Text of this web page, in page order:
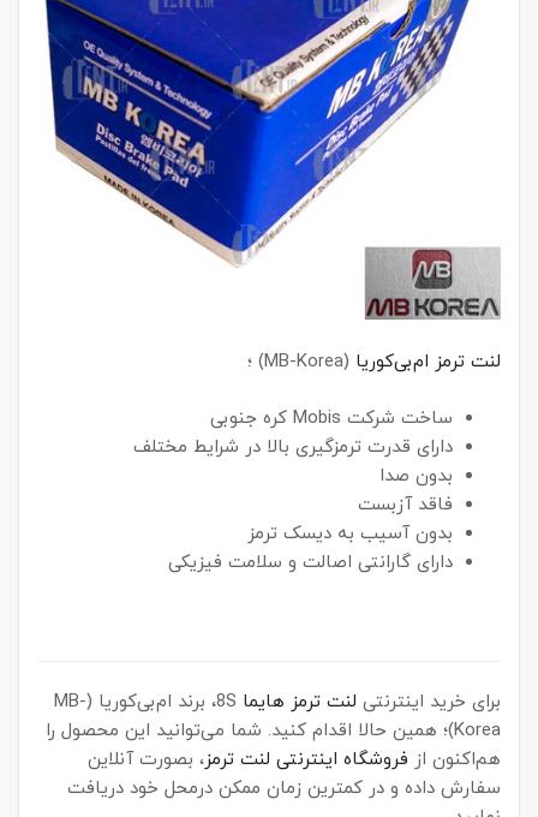
لنت ترمز ام‌بی‌کوریا (MB-Korea) ؛
ساخت شرکت Mobis کره جنوبی
دارای قدرت ترمزگیری بالا در شرایط مختلف
بدون صدا
فاقد آزبست
بدون آسیب به دیسک ترمز
دارای گارانتی اصالت و سلامت فیزیکی
برای خرید اینترنتی لنت ترمز هایما
8S، برند ام‌بی‌کوریا (MB-
Korea)؛ همین حالا اقدام کنید. شما می‌توانید این محصول را
هم‌اکنون از فروشگاه اینترنتی لنت ترمز، بصورت آنلاین
سفارش داده و در کمترین زمان ممکن درمحل خود دریافت